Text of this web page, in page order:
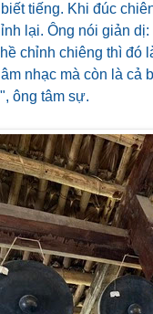
tiếng. Khi đúc
lại. Ông nói giản
chỉnh chiêng thì
nhạc mà còn là cả
ông tâm sự.